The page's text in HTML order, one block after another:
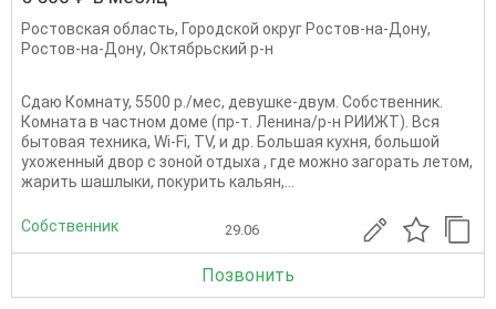
Ростовская область, Городской округ Ростов-на-Дону,
Ростов-на-Дону, Октябрьский р-н
Сдаю Комнату, 5500 р./мес, девушке-двум. Собственник.
Комната в частном доме (пр-т. Ленина/р-н РИИЖТ). Вся
бытовая техника, Wi-Fi, TV, и др. Большая кухня, большой
ухоженный двор с зоной отдыха , где можно загорать летом,
жарить шашлыки, покурить кальян,...
Собственник 29.06
Позвонить